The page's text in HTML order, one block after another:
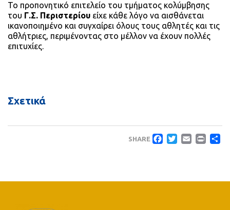
Το προπονητικό επιτελείο του τμήματος κολύμβησης
του Γ.Σ. Περιστερίου είχε κάθε λόγο να αισθάνεται
ικανοποιημένο και συγχαίρει όλους τους αθλητές και τις
αθλήτριες, περιμένοντας στο μέλλον να έχουν πολλές
επιτυχίες.
Σχετικά
SHARE